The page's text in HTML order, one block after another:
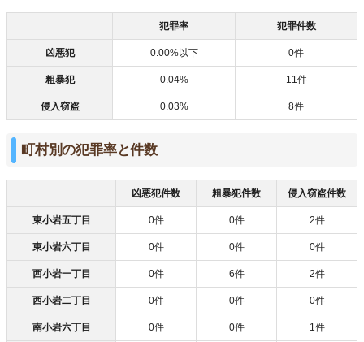
犯罪率 犯罪件数
凶悪犯 0.00%以下 0件
粗暴犯 0.04% 11件
侵入窃盗 0.03% 8件
町村別の犯罪率と件数
凶悪犯件数 粗暴犯件数 侵入窃盗件数
東小岩五丁目 0件 0件 2件
東小岩六丁目 0件 0件 0件
西小岩一丁目 0件 6件 2件
西小岩二丁目 0件 0件 0件
南小岩六丁目 0件 0件 1件